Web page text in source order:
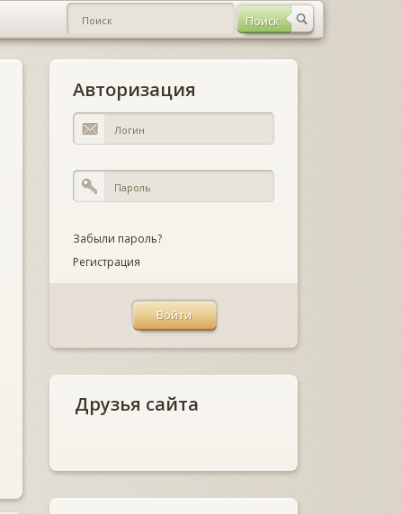
Авторизация
Забыли пароль?
Регистрация
Друзья сайта